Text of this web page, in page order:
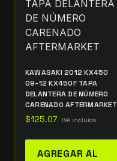
KAWASAKI 2012 KX450
09-12 KX450F TAPA
DELANTERA DE NÚMERO
CARENADO AFTERMARKET
$125.07 IVA incluido
AGREGAR AL